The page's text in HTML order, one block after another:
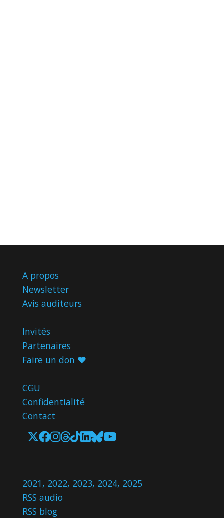
A propos
Newsletter
Avis auditeurs
Invités
Partenaires
Faire un don ♥️
CGU
Confidentialité
Contact
2021, 2022, 2023, 2024, 2025
RSS audio
RSS blog